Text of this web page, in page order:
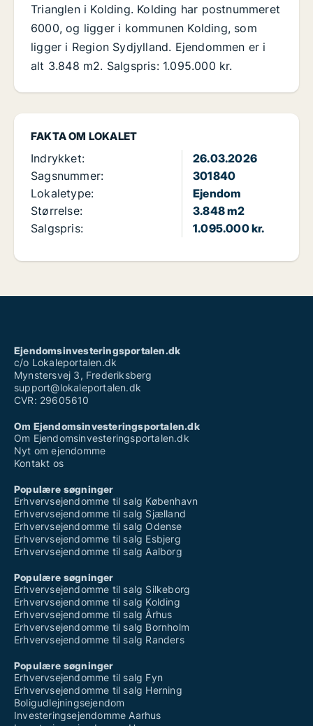
FAKTA OM LOKALET
Indrykket:
26.03.2026
Sagsnummer:
301840
Lokaletype:
Ejendom
Størrelse:
3.848 m2
Salgspris:
1.095.000 kr.
Trianglen i Kolding. Kolding har postnummeret
6000, og ligger i kommunen Kolding, som
ligger i Region Sydjylland. Ejendommen er i
alt 3.848 m2. Salgspris: 1.095.000 kr.
Ejendomsinvesteringsportalen.dk
c/o Lokaleportalen.dk
Mynstersvej 3, Frederiksberg
support@lokaleportalen.dk
CVR: 29605610
Om Ejendomsinvesteringsportalen.dk
Om Ejendomsinvesteringsportalen.dk
Nyt om ejendomme
Kontakt os
Populære søgninger
Erhvervsejendomme til salg København
Erhvervsejendomme til salg Sjælland
Erhvervsejendomme til salg Odense
Erhvervsejendomme til salg Esbjerg
Erhvervsejendomme til salg Aalborg
Populære søgninger
Erhvervsejendomme til salg Silkeborg
Erhvervsejendomme til salg Kolding
Erhvervsejendomme til salg Århus
Erhvervsejendomme til salg Bornholm
Erhvervsejendomme til salg Randers
Populære søgninger
Erhvervsejendomme til salg Fyn
Erhvervsejendomme til salg Herning
Boligudlejningsejendom
Investeringsejendomme Aarhus